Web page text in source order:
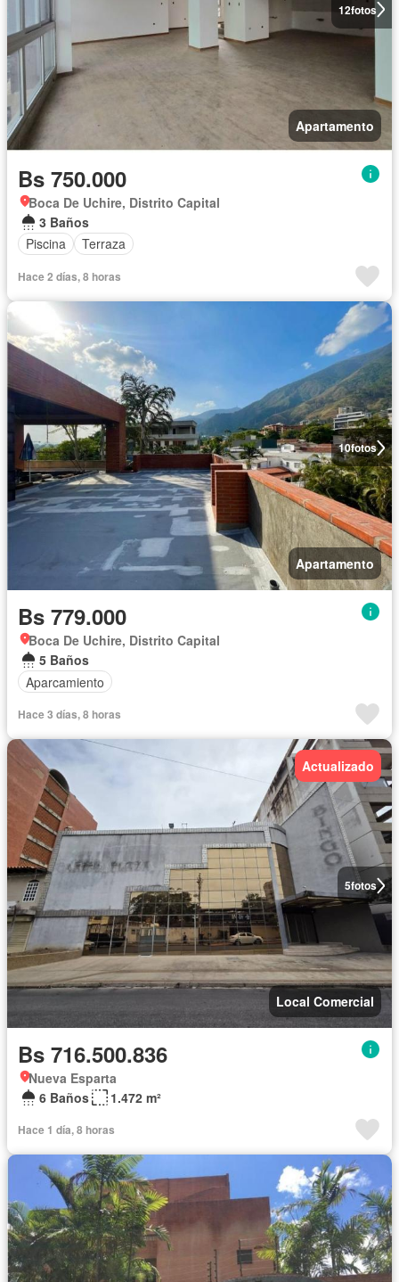
12fotos
Apartamento
Bs 750.000
Boca De Uchire, Distrito Capital
3 Baños
Piscina
Terraza
Hace 2 días, 8 horas
10fotos
Apartamento
Bs 779.000
Boca De Uchire, Distrito Capital
5 Baños
Aparcamiento
Hace 3 días, 8 horas
5fotos
Actualizado
Local Comercial
Bs 716.500.836
Nueva Esparta
6 Baños
1.472 m²
Hace 1 día, 8 horas